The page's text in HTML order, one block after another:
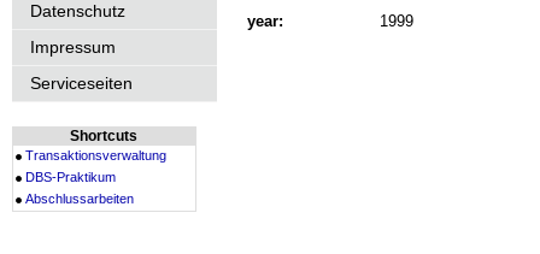
Datenschutz
Impressum
Serviceseiten
Shortcuts
Transaktionsverwaltung
DBS-Praktikum
Abschlussarbeiten
year:
1999